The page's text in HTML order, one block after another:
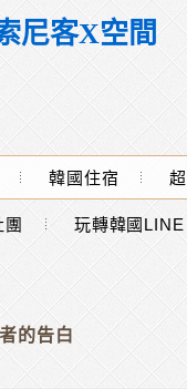
韓國住宿
玩轉韓國LINE
的告白